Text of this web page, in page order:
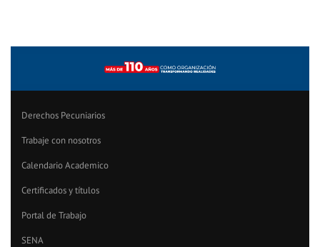
Derechos Pecuniarios
Trabaje con nosotros
Calendario Academico
Certificados y títulos
Portal de Trabajo
SENA